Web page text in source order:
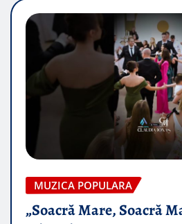
MUZICA POPULARA
„Soacră Mare, Soacră